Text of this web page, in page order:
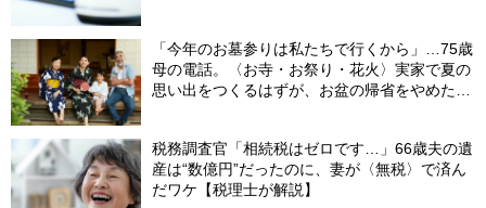
「今年のお墓参りは私たちで行くから」…75歳
母の電話。〈お寺・お祭り・花火〉実家で夏の
思い出をつくるはずが、お盆の帰省をやめた理
税務調査官「相続税はゼロです…」66歳夫の遺
産は“数億円”だったのに、妻が〈無税〉で済ん
だワケ【税理士が解説】